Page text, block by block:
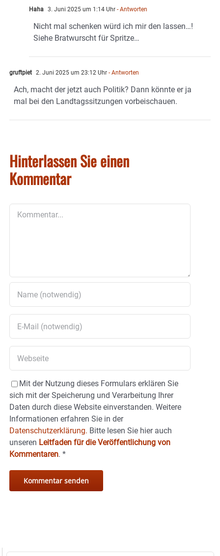
Haha 3. Juni 2025 um 1:14 Uhr - Antworten
Nicht mal schenken würd ich mir den lassen…!
Siehe Bratwurscht für Spritze…
gruftpiet 2. Juni 2025 um 23:12 Uhr - Antworten
Ach, macht der jetzt auch Politik? Dann könnte er ja
mal bei den Landtagssitzungen vorbeischauen.
Hinterlassen Sie einen
Kommentar
Mit der Nutzung dieses Formulars erklären Sie
sich mit der Speicherung und Verarbeitung Ihrer
Daten durch diese Website einverstanden. Weitere
Informationen erfahren Sie in der
Datenschutzerklärung. Bitte lesen Sie hier auch
unseren Leitfaden für die Veröffentlichung von
Kommentaren. *